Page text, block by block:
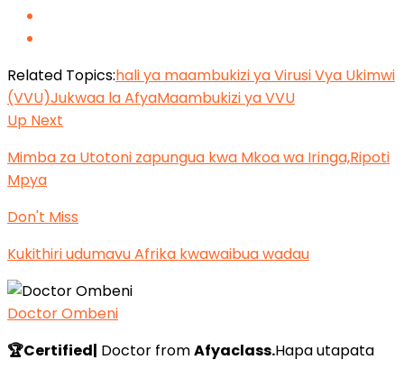
Related Topics:hali ya maambukizi ya Virusi Vya Ukimwi
(VVU)Jukwaa la AfyaMaambukizi ya VVU
Up Next
Mimba za Utotoni zapungua kwa Mkoa wa Iringa,Ripoti
Mpya
Don't Miss
Kukithiri udumavu Afrika kwawaibua wadau
Doctor Ombeni
🏆Certified| Doctor fromAfyaclass.Hapa utapata